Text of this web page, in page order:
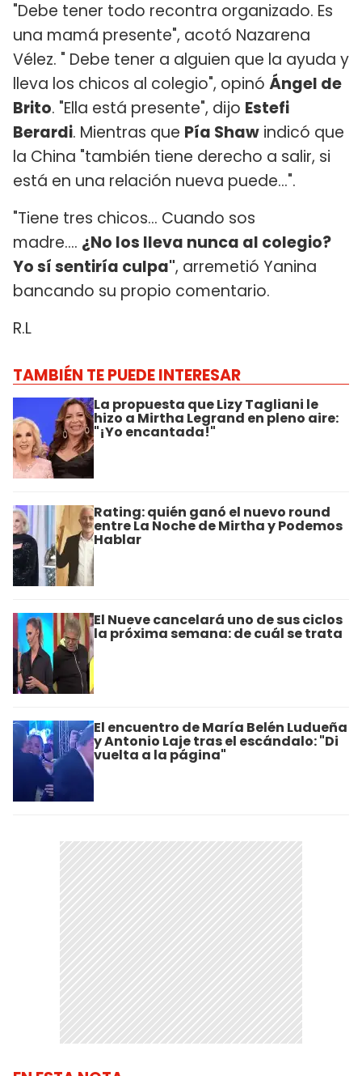
"Debe tener todo recontra organizado. Es
una mamá presente", acotó Nazarena
Vélez. " Debe tener a alguien que la ayuda y
lleva los chicos al colegio", opinó Ángel de
Brito. "Ella está presente", dijo Estefi
Berardi. Mientras que Pía Shaw indicó que
la China "también tiene derecho a salir, si
está en una relación nueva puede...".
"Tiene tres chicos... Cuando sos
madre.... ¿No los lleva nunca al colegio?
Yo sí sentiría culpa", arremetió Yanina
bancando su propio comentario.
R.L
TAMBIÉN TE PUEDE INTERESAR
La propuesta que Lizy Tagliani le
hizo a Mirtha Legrand en pleno aire:
"¡Yo encantada!"
Rating: quién ganó el nuevo round
entre La Noche de Mirtha y Podemos
Hablar
El Nueve cancelará uno de sus ciclos
la próxima semana: de cuál se trata
El encuentro de María Belén Ludueña
y Antonio Laje tras el escándalo: "Di
vuelta a la página"